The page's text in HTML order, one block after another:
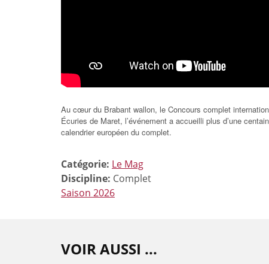
Au cœur du Brabant wallon, le Concours complet
Écuries de Maret, l’événement a accueilli plus d’une
calendrier européen du complet.
Catégorie: Le Mag
Discipline: Complet
Saison 2026
VOIR AUSSI ...